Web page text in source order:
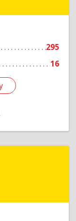
295
16
р-н,